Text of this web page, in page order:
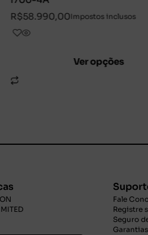
Impostos inclusos
R$
Fale
Registre
Seguro
Garantias